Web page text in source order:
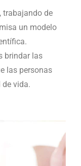
trabajando de
un modelo
brindar las
las personas
vida.